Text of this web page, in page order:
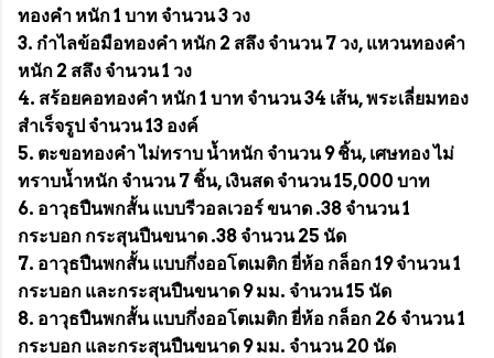
ทองคำ หนัก 1 บาท จำนวน 3 วง
3. กำไลข้อมือทองคำ หนัก 2 สลึง จำนวน 7 วง, แหวนทองคำ
หนัก 2 สลึง จำนวน 1 วง
4. สร้อยคอทองคำ หนัก 1 บาท จำนวน 34 เส้น, พระเลี่ยมทอง
สำเร็จรูป จำนวน 13 องค์
5. ตะขอทองคำ ไม่ทราบ น้ำหนัก จำนวน 9 ชิ้น, เศษทอง ไม่
ทราบน้ำหนัก จำนวน 7 ชิ้น, เงินสด จำนวน 15,000 บาท
6. อาวุธปืนพกสั้น แบบรีวอลเวอร์ ขนาด .38 จำนวน 1
กระบอก กระสุนปืนขนาด .38 จำนวน 25 นัด
7. อาวุธปืนพกสั้น แบบกึ่งออโตเมติก ยี่ห้อ กล็อก 19 จำนวน 1
กระบอก และกระสุนปืนขนาด 9 มม. จำนวน 15 นัด
8. อาวุธปืนพกสั้น แบบกึ่งออโตเมติก ยี่ห้อ กล็อก 26 จำนวน 1
กระบอก และกระสุนปืนขนาด 9 มม. จำนวน 20 นัด